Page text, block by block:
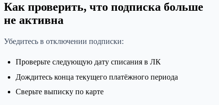
Как проверить, что подписка больше
не активна
Убедитесь в отключении подписки:
Проверьте следующую дату списания в ЛК
Дождитесь конца текущего платёжного периода
Сверьте выписку по карте